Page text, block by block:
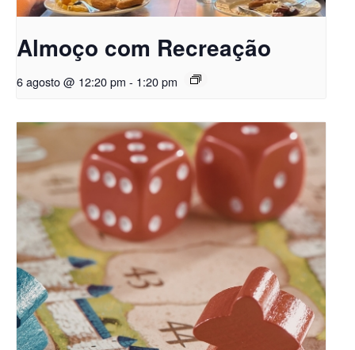
Almoço com Recreação
6 agosto @ 12:20 pm - 1:20 pm